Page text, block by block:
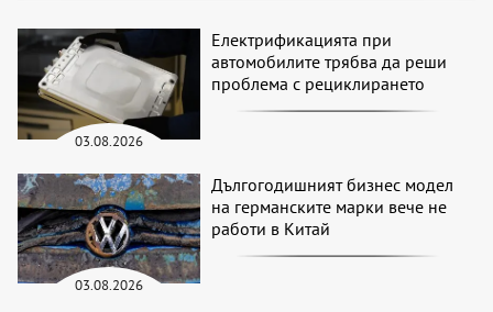
03.08.2026
Електрификацията при
автомобилите трябва да реши
проблема с рециклирането
03.08.2026
Дългогодишният бизнес модел
на германските марки вече не
работи в Китай